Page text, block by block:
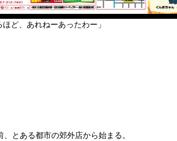
ど、あれねーあったわー」
とある都市の郊外店から始まる。